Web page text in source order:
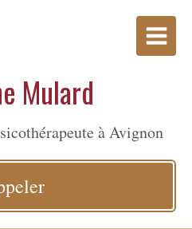
Mulard
à Avignon